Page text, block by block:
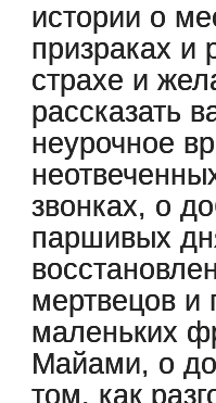
истории о
призраках и
страхе и
рассказать
неурочное
звонках, о
паршивых
мертвецов и
маленьких
Майами, о
том, как